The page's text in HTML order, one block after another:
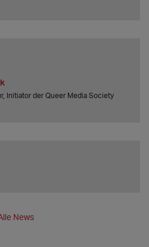
Initiator der Queer Media Society
News